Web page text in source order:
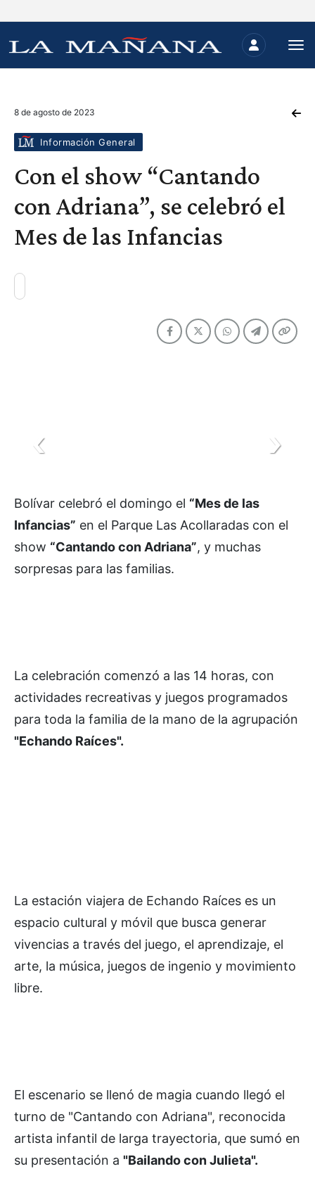
8 de agosto de 2023
Información General
Con el show “Cantando
con Adriana”, se celebró el
Mes de las Infancias
Bolívar celebró el domingo el “Mes de las
Infancias” en el Parque Las Acollaradas con el
show “Cantando con Adriana”, y muchas
sorpresas para las familias.
La celebración comenzó a las 14 horas, con
actividades recreativas y juegos programados
para toda la familia de la mano de la agrupación
"Echando Raíces".
La estación viajera de Echando Raíces es un
espacio cultural y móvil que busca generar
vivencias a través del juego, el aprendizaje, el
arte, la música, juegos de ingenio y movimiento
libre.
El escenario se llenó de magia cuando llegó el
turno de "Cantando con Adriana", reconocida
artista infantil de larga trayectoria, que sumó en
su presentación a "Bailando con Julieta".